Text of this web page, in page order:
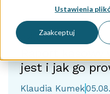
Ustawienia
Zaakceptuj
Księgowość
Raport
jest i jak go
Klaudia Kumek